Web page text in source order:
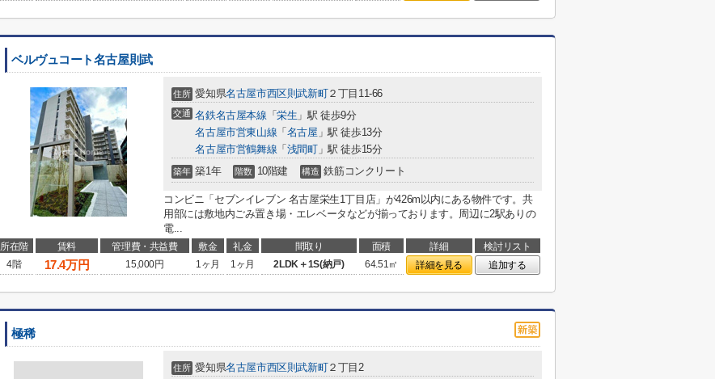
ベルヴュコート名古屋則武
住所 愛知県名古屋市西区則武新町２丁目11-66
交通 名鉄名古屋本線 「栄生 」駅 徒歩9分
名古屋市営東山線 「 名古屋 」駅 徒歩13分
名古屋市営鶴舞線 「 浅間町」駅 徒歩15分
築年 築1年 階数 10階建 構造 鉄筋コンクリート
コンビニ「セブンイレブン 名古屋栄生1丁目店」が426m以内にある物件です。共
用部には敷地内ごみ置き場・エレベータなどが揃っております。周辺に2駅ありの
電...
所在階 賃料 管理費・共益費 敷金 礼金 間取り 面積 詳細
検討リスト
4階
17.4万円 15,000円 1ヶ月 1ヶ月 2LDK＋1S(納戸) 64.51㎡ 詳細を見る 追加する
極稀
住所 愛知県名古屋市西区則武新町２丁目2